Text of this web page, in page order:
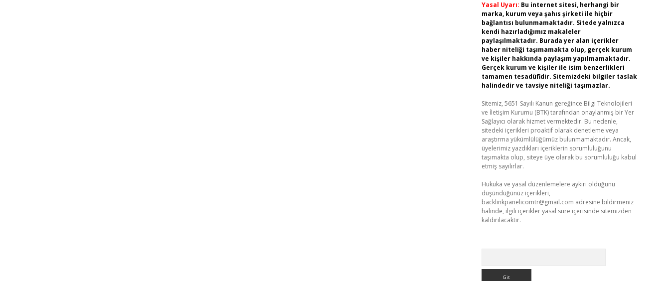
Yasal Uyarı: Bu internet sitesi, herhangi bir
marka, kurum veya şahıs şirketi ile hiçbir
bağlantısı bulunmamaktadır. Sitede yalnızca
kendi hazırladığımız makaleler
paylaşılmaktadır. Burada yer alan içerikler
haber niteliği taşımamakta olup, gerçek kurum
ve kişiler hakkında paylaşım yapılmamaktadır.
Gerçek kurum ve kişiler ile isim benzerlikleri
tamamen tesadüfidir. Sitemizdeki bilgiler taslak
halindedir ve tavsiye niteliği taşımazlar.
Sitemiz, 5651 Sayılı Kanun gereğince Bilgi Teknolojileri
ve İletişim Kurumu (BTK) tarafından onaylanmış bir Yer
Sağlayıcı olarak hizmet vermektedir. Bu nedenle,
sitedeki içerikleri proaktif olarak denetleme veya
araştırma yükümlülüğümüz bulunmamaktadır. Ancak,
üyelerimiz yazdıkları içeriklerin sorumluluğunu
taşımakta olup, siteye üye olarak bu sorumluluğu kabul
etmiş sayılırlar.
Hukuka ve yasal düzenlemelere aykırı olduğunu
düşündüğünüz içerikleri,
backlinkpanelicomtr@gmail.com adresine bildirmeniz
halinde, ilgili içerikler yasal süre içerisinde sitemizden
kaldırılacaktır.